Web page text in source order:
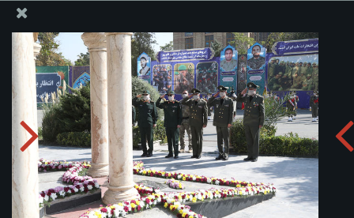
İslam İnkılabı Rehberi Bürosu Resmi Sitesi
İslam İnkılabı Rehberi'nin subay akademisinin ortak
mezuniyet töreninde konuşması
Albümü indirin: